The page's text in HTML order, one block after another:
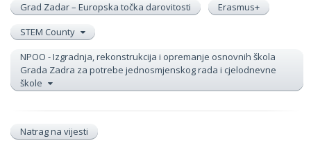
Grad Zadar – Europska točka darovitosti
Erasmus+
STEM County
NPOO - Izgradnja, rekonstrukcija i opremanje osnovnih škola
Grada Zadra za potrebe jednosmjenskog rada i cjelodnevne
škole
Natrag na vijesti